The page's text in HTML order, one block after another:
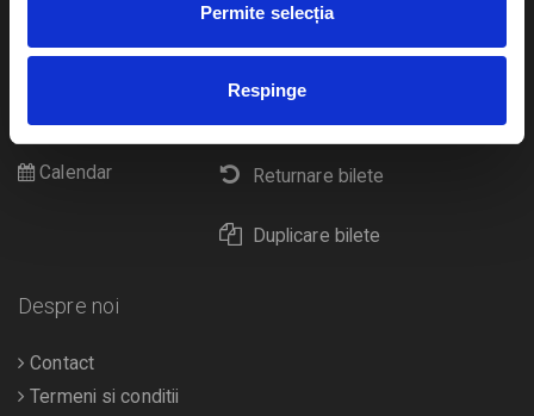
Permite selecția
Respinge
eBilet printat acasa
Returnare bilete
Duplicare bilete
Pentru copii
Diverse
Calendar
Despre noi
Contact
Termeni si conditii